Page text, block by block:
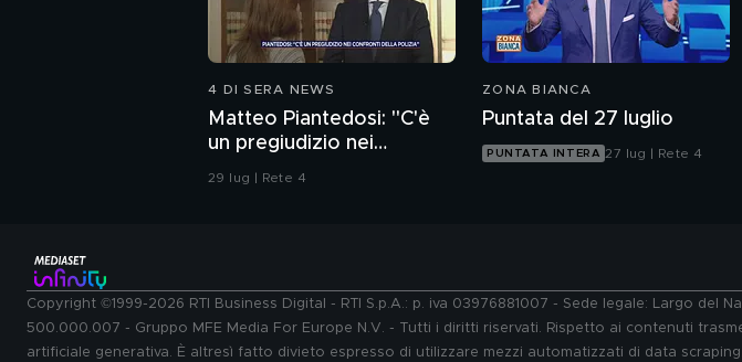
4 DI SERA NEWS
Matteo Piantedosi: "C'è
un pregiudizio nei
confronti della polizia"
29 lug | Rete 4
ZONA BIANCA
Puntata del 27 luglio
PUNTATA INTERA 27 lug | Rete 4
Copyright ©1999-2026 RTI Business Digital - RTI S.p.A.: p. iva 03976881007 - Sede legale: Largo
500.000.007 - Gruppo MFE Media For Europe N.V. - Tutti i diritti riservati. Rispetto ai contenuti
artificiale generativa. È altresì fatto divieto espresso di utilizzare mezzi automatizzati di data scraping.